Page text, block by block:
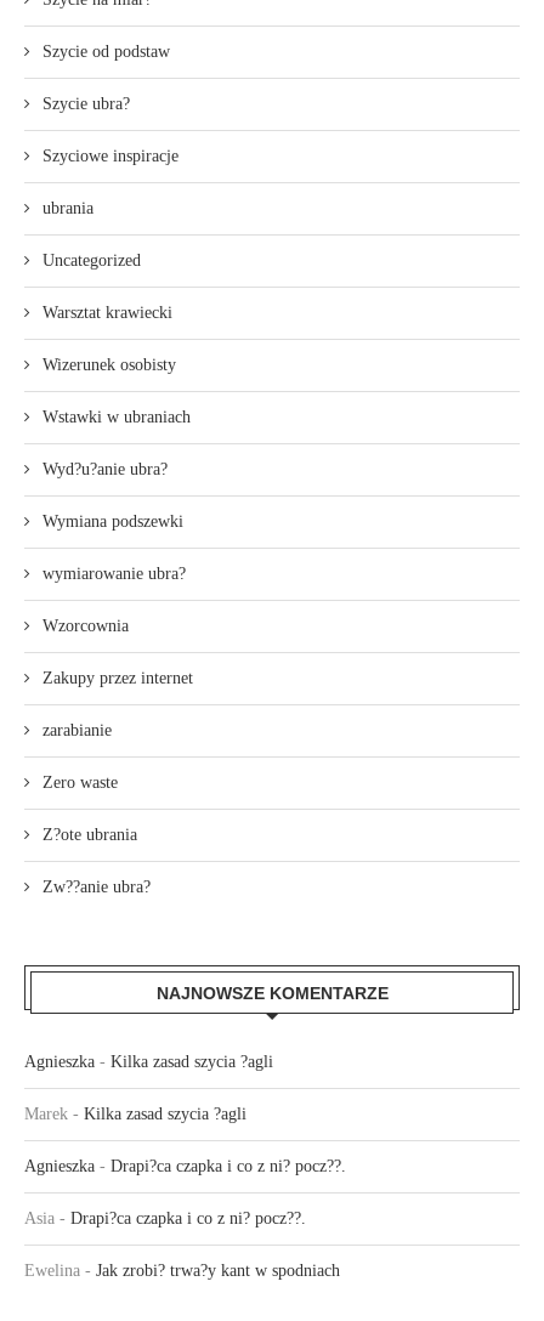
Szycie od podstaw
Szycie ubra?
Szyciowe inspiracje
ubrania
Uncategorized
Warsztat krawiecki
Wizerunek osobisty
Wstawki w ubraniach
Wyd?u?anie ubra?
Wymiana podszewki
wymiarowanie ubra?
Wzorcownia
Zakupy przez internet
zarabianie
Zero waste
Z?ote ubrania
Zw??anie ubra?
NAJNOWSZE KOMENTARZE
Agnieszka - Kilka zasad szycia ?agli
Marek - Kilka zasad szycia ?agli
Agnieszka - Drapi?ca czapka i co z ni? pocz??.
Asia - Drapi?ca czapka i co z ni? pocz??.
Ewelina - Jak zrobi? trwa?y kant w spodniach